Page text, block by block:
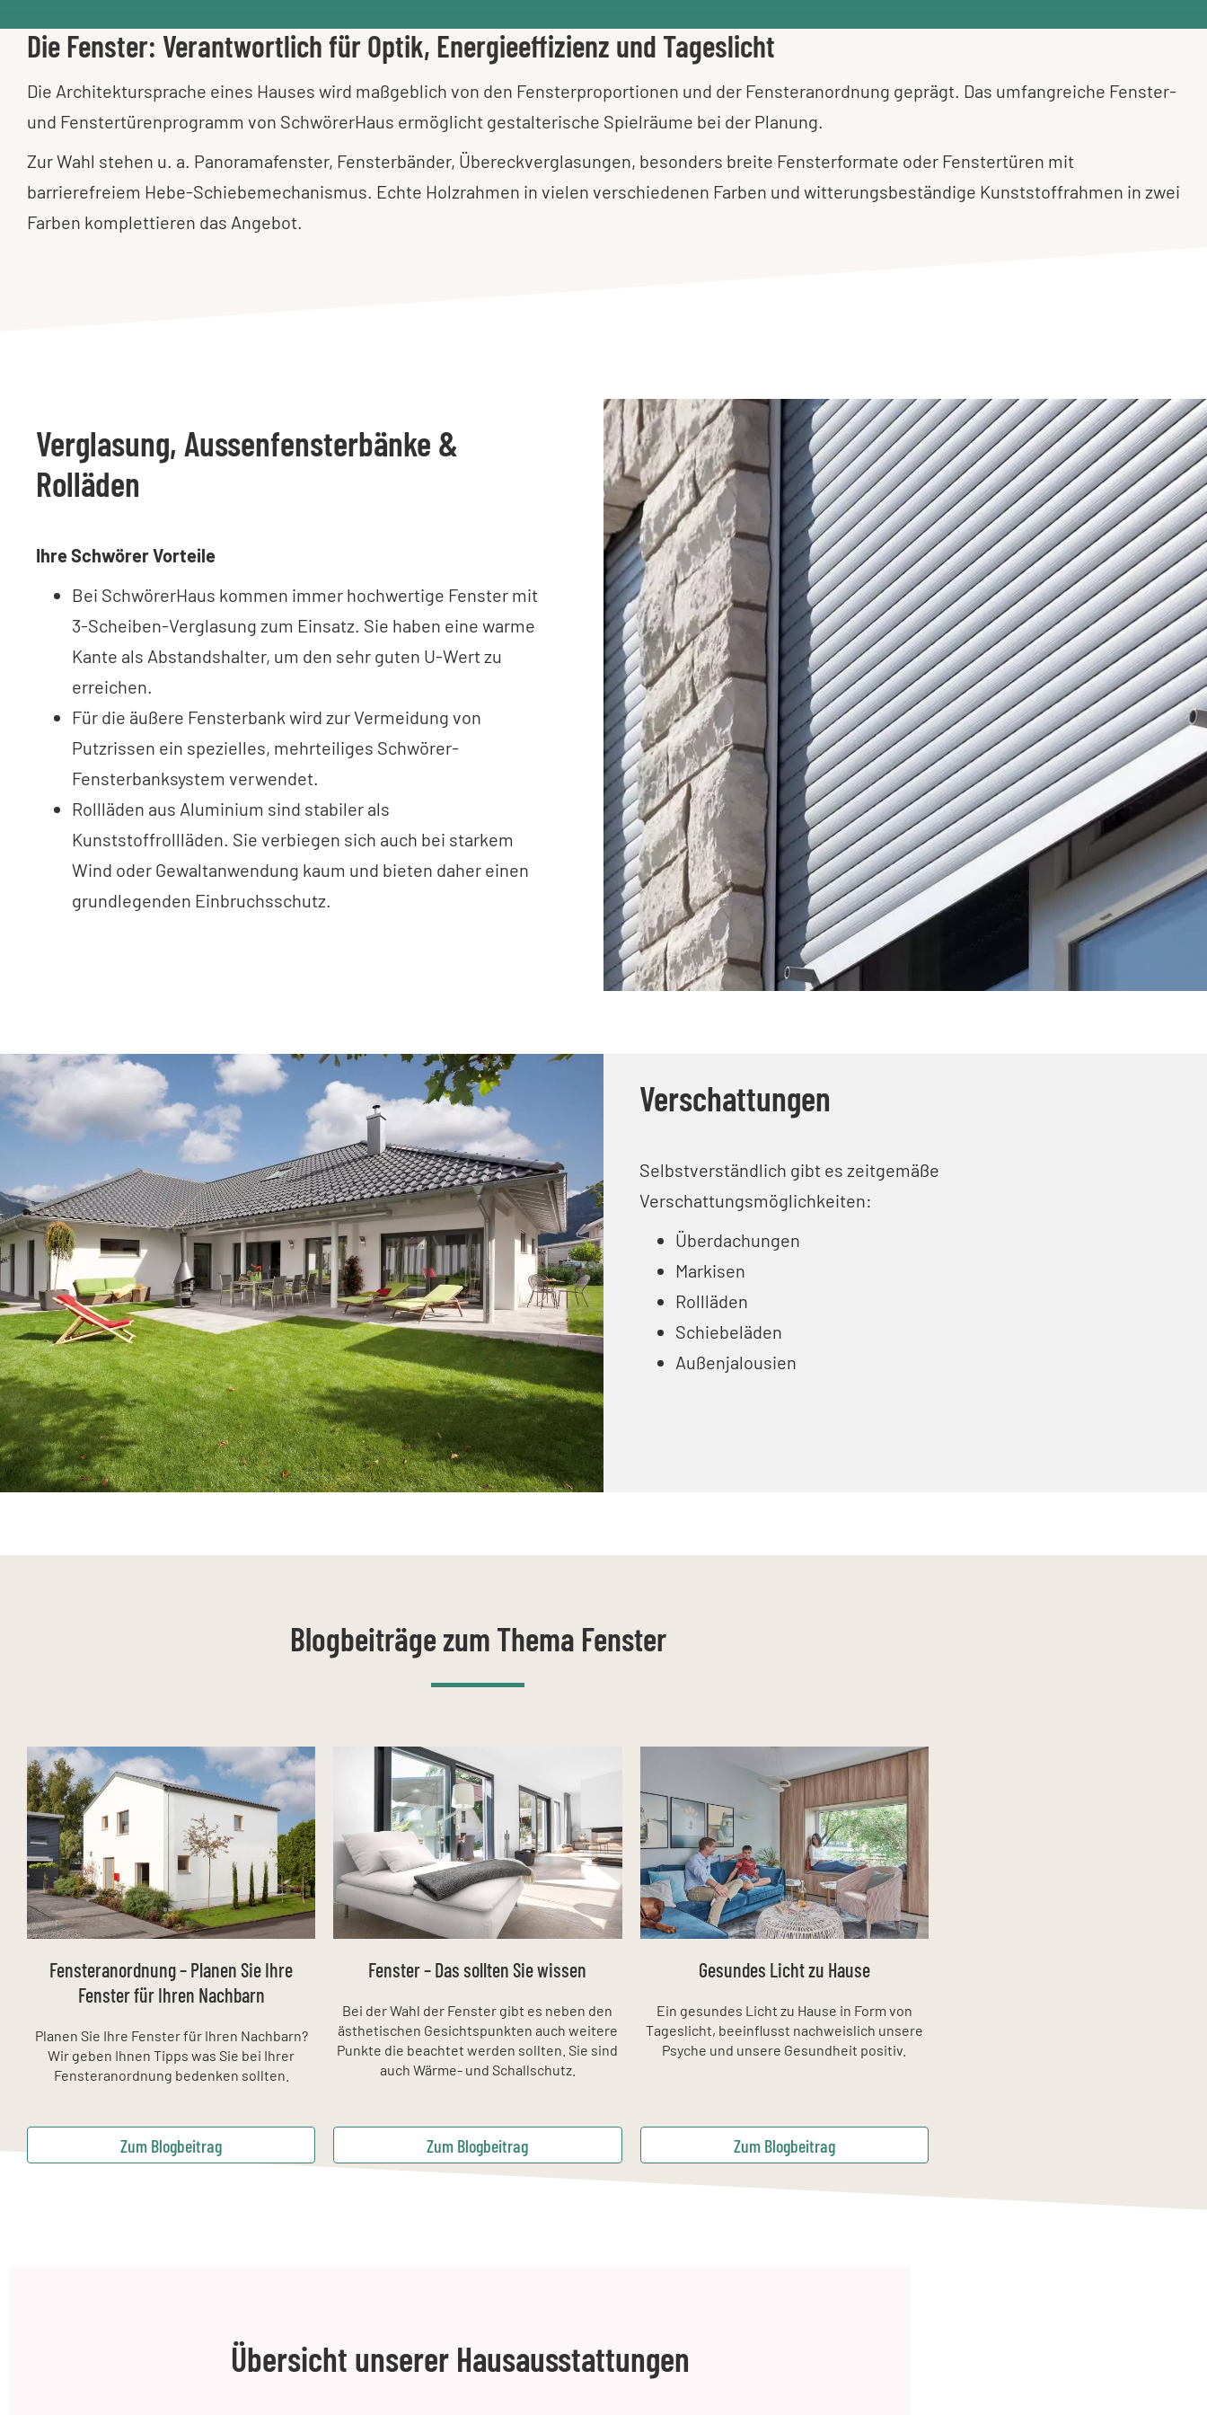
Die Fenster: Verantwortlich für Optik, Energieeffizienz und Tageslicht
Die Architektursprache eines Hauses wird maßgeblich von den Fensterproportionen und der Fensteranordnung geprägt. Das umfangreiche Fenster-
und Fenstertürenprogramm von SchwörerHaus ermöglicht gestalterische Spielräume bei der Planung.
Zur Wahl stehen u. a. Panoramafenster, Fensterbänder, Übereckverglasungen, besonders breite Fensterformate oder Fenstertüren mit
barrierefreiem Hebe-Schiebemechanismus. Echte Holzrahmen in vielen verschiedenen Farben und witterungsbeständige Kunststoffrahmen in zwei
Farben komplettieren das Angebot.
Verglasung, Aussenfensterbänke &
Rolläden
Ihre Schwörer Vorteile
Bei SchwörerHaus kommen immer hochwertige Fenster mit
3-Scheiben-Verglasung zum Einsatz. Sie haben eine warme
Kante als Abstandshalter, um den sehr guten U-Wert zu
erreichen.
Für die äußere Fensterbank wird zur Vermeidung von
Putzrissen ein spezielles, mehrteiliges Schwörer-
Fensterbanksystem verwendet.
Rollläden aus Aluminium sind stabiler als
Kunststoffrollläden. Sie verbiegen sich auch bei starkem
Wind oder Gewaltanwendung kaum und bieten daher einen
grundlegenden Einbruchsschutz.
Verschattungen
Selbstverständlich gibt es zeitgemäße
Verschattungsmöglichkeiten:
Überdachungen
Markisen
Rollläden
Schiebeläden
Außenjalousien
Blogbeiträge zum Thema Fenster
Fensteranordnung – Planen Sie Ihre
Fenster für Ihren Nachbarn
Planen Sie Ihre Fenster für Ihren Nachbarn?
Wir geben Ihnen Tipps was Sie bei Ihrer
Fensteranordnung bedenken sollten.
Fenster – Das sollten Sie wissen
Bei der Wahl der Fenster gibt es neben den
ästhetischen Gesichtspunkten auch weitere
Punkte die beachtet werden sollten. Sie sind
auch Wärme- und Schallschutz.
Gesundes Licht zu Hause
Ein gesundes Licht zu Hause in Form von
Tageslicht, beeinflusst nachweislich unsere
Psyche und unsere Gesundheit positiv.
Zum Blogbeitrag Zum Blogbeitrag Zum Blogbeitrag
Übersicht unserer Hausausstattungen